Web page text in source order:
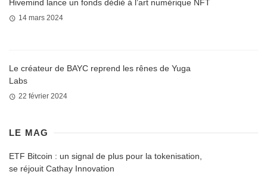
Hivemind lance un fonds dédié à l’art numérique NFT
14 mars 2024
Le créateur de BAYC reprend les rênes de Yuga
Labs
22 février 2024
LE MAG
ETF Bitcoin : un signal de plus pour la tokenisation,
se réjouit Cathay Innovation